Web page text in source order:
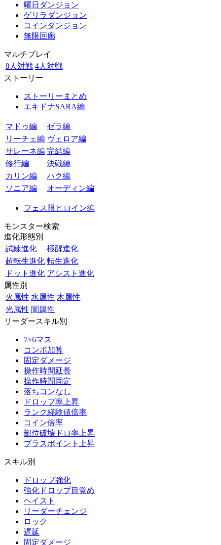
曜日ダンジョン
ゲリラダンジョン
コインダンジョン
無限回廊
マルチプレイ
8人対戦 4人対戦
ストーリー
ストーリーまとめ
エキドナSARA編
マドゥ編
ゼラ編
リーチェ編 ヴェロア編
サレーネ編 完結編
修行編
決戦編
カリン編
ハク編
ソニア編
オーディン編
フェス限ヒロイン編
モンスター検索
進化形態別
試練進化
極醒進化
超転生進化 転生進化
ドット進化 アシスト進化
属性別
火属性 水属性 木属性
光属性 闇属性
リーダースキル別
7×6マス
コンボ加算
固定ダメージ
操作時間延長
操作時間固定
落ちコンなし
ドロップ率上昇
ランク経験値倍率
コイン倍率
部位破壊ドロ率上昇
プラスポイント上昇
スキル別
ドロップ強化
強化ドロップ目覚め
ヘイスト
リーダーチェンジ
ロック
遅延
固定ダメージ